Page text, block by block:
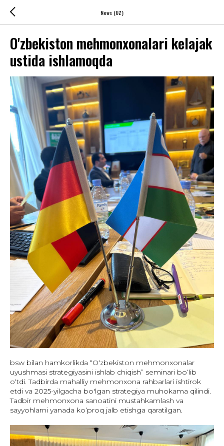
News (UZ)
O'zbekiston mehmonxonalari kelajak
ustida ishlamoqda
bsw bilan hamkorlikda “Oʻzbekiston mehmonxonalar
uyushmasi strategiyasini ishlab chiqish” seminari boʻlib
oʻtdi. Tadbirda mahalliy mehmonxona rahbarlari ishtirok
etdi va 2025-yilgacha bo'lgan strategiya muhokama qilindi.
Tadbir mehmonxona sanoatini mustahkamlash va
sayyohlarni yanada ko‘proq jalb etishga qaratilgan.